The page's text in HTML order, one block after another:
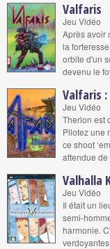
Valfaris
Jeu Vidéo
Après avoir
la
orbite d'un
devenu le
Valfaris
Jeu Vidéo
Therion est
Pilotez une
ce shoot
attendue de
Valhalla
Jeu Vidéo
Il était un
semi-
harmonie.